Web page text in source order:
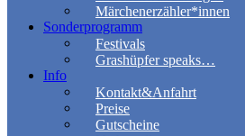
Märchenerzähler*innen
Sonderprogramm
Festivals
Grashüpfer speaks…
Info
Kontakt&Anfahrt
Preise
Gutscheine